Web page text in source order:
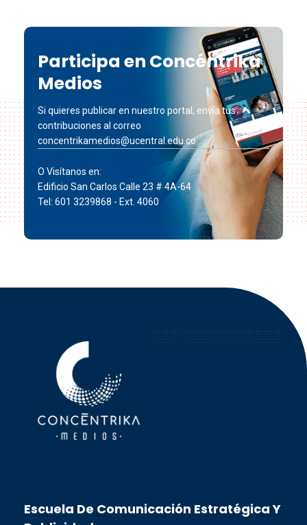
Participa en Concéntrika
Medios
Si quieres publicar en nuestro portal, envía tus
contribuciones al correo
concentrikamedios@ucentral.edu.co
O Visítanos en:
Edificio San Carlos Calle 23 # 4A-64
Tel: 601 3239868 - Ext. 4060
Escuela De Comunicación Estratégica Y